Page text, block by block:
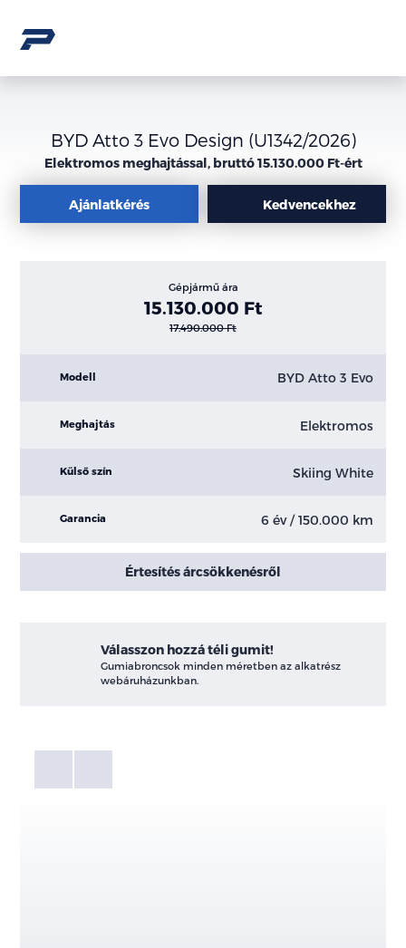
BYD Atto 3 Evo Design (U1342/2026)
Elektromos meghajtással, bruttó 15.130.000 Ft-ért
Ajánlatkérés Kedvencekhez
Gépjármű ára
15.130.000 Ft
17.490.000 Ft
Modell BYD Atto 3 Evo
Meghajtás Elektromos
Külső szín Skiing White
Garancia 6 év / 150.000 km
Értesítés árcsökkenésről
Válasszon hozzá téli gumit!
Gumiabroncsok minden méretben az alkatrész
webáruházunkban.
Galéria